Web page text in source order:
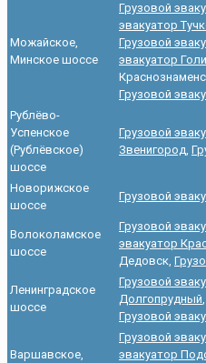
Можайское,
Минское шоссе
Грузовой
эвакуатор
Грузовой
эвакуатор
Грузовой
Рублёво-
Успенское
(Рублёвское)
шоссе
Грузовой
Звенигород,
Новорижское
шоссе
Грузовой
Волоколамское
шоссе
Грузовой
эвакуатор
Дедовск,
Ленинградское
шоссе
Грузовой
Долгопрудный,
Грузовой
Варшавское,
Грузовой
эвакуатор